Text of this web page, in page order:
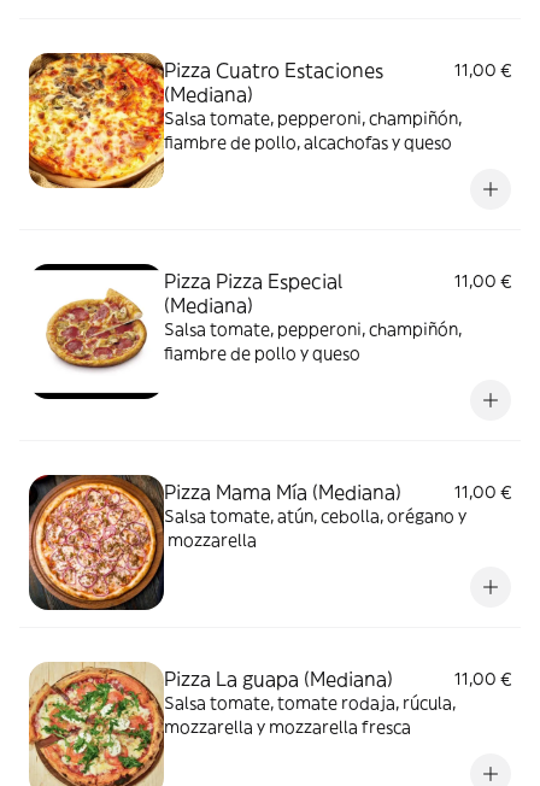
Pizza Cuatro Estaciones
(Mediana)
11,00 €
Salsa tomate, pepperoni, champiñón,
fiambre de pollo, alcachofas y queso
Pizza Pizza Especial
(Mediana)
11,00 €
Salsa tomate, pepperoni, champiñón,
fiambre de pollo y queso
Pizza Mama Mía (Mediana)
11,00 €
Salsa tomate, atún, cebolla, orégano y
mozzarella
Pizza La guapa (Mediana)
11,00 €
Salsa tomate, tomate rodaja, rúcula,
mozzarella y mozzarella fresca